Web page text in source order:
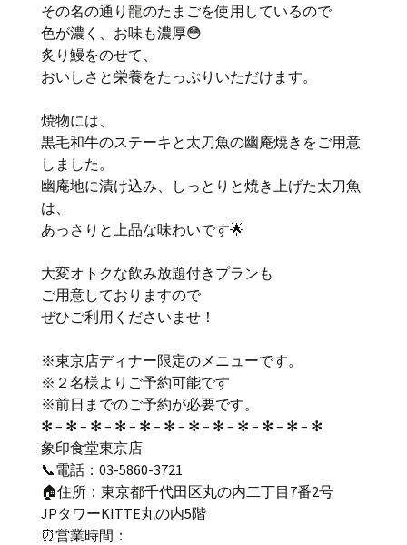
その名の通り龍のたまごを使用しているので
色が濃く、お味も濃厚😳
炙り鰻をのせて、
おいしさと栄養をたっぷりいただけます。
焼物には、
黒毛和牛のステーキと太刀魚の幽庵焼きをご用意
しました。
幽庵地に漬け込み、しっとりと焼き上げた太刀魚
は、
あっさりと上品な味わいです🌟
大変オトクな飲み放題付きプランも
ご用意しておりますので
ぜひご利用くださいませ！
※東京店ディナー限定のメニューです。
※２名様よりご予約可能です
※前日までのご予約が必要です。
✻ – ✻ – ✻ – ✻ – ✻ – ✻ – ✻ – ✻ – ✻ – ✻ – ✻ – ✻
象印食堂東京店
📞電話：03-5860-3721
🏠住所：東京都千代田区丸の内二丁目7番2号
JPタワーKITTE丸の内5階
⏰営業時間：